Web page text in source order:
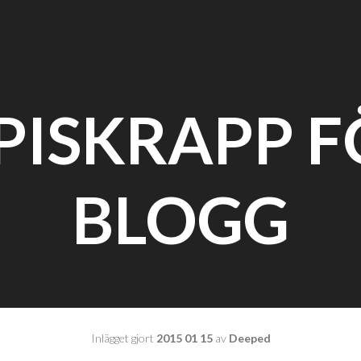
BLOGG
Inlägget gjort 2015 01 15av Deeped